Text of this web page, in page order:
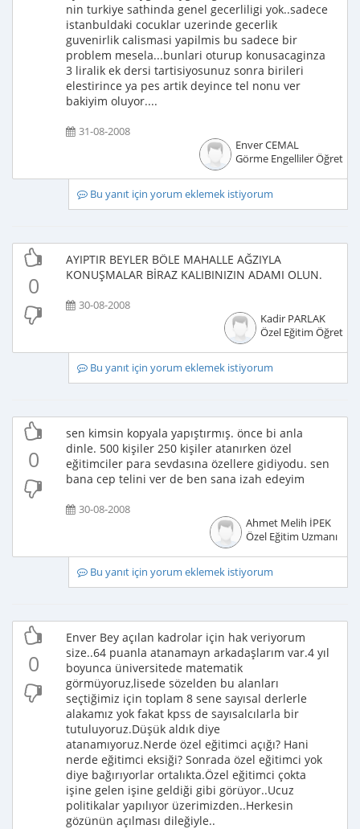
nin turkiye sathinda genel gecerliligi yok..sadece
istanbuldaki cocuklar uzerinde gecerlik
guvenirlik calismasi yapilmis bu sadece bir
problem mesela...bunlari oturup konusacaginza
3 liralik ek dersi tartisiyosunuz sonra birileri
elestirince ya pes artik deyince tel nonu ver
bakiyim oluyor....
31-08-2008
Enver CEMAL
Görme Engelliler
Bu yanıt için yorum eklemek istiyorum
0
AYIPTIR BEYLER BÖLE MAHALLE AĞZIYLA
KONUŞMALAR BİRAZ KALIBINIZIN ADAMI OLUN.
30-08-2008
Kadir PARLAK
Özel Eğitim
Bu yanıt için yorum eklemek istiyorum
0
sen kimsin kopyala yapıştırmış. önce bi anla
dinle. 500 kişiler 250 kişiler atanırken özel
eğitimciler para sevdasına özellere gidiyodu. sen
bana cep telini ver de ben sana izah edeyim
30-08-2008
Ahmet Melih İPEK
Özel Eğitim Uzmanı
Bu yanıt için yorum eklemek istiyorum
0
Enver Bey açılan kadrolar için hak veriyorum
size..64 puanla atanamayn arkadaşlarım var.4 yıl
boyunca üniversitede matematik
görmüyoruz,lisede sözelden bu alanları
seçtiğimiz için toplam 8 sene sayısal derlerle
alakamız yok fakat kpss de sayısalcılarla bir
tutuluyoruz.Düşük aldık diye
atanamıyoruz.Nerde özel eğitimci açığı? Hani
nerde eğitimci eksiği? Sonrada özel eğitimci yok
diye bağırıyorlar ortalıkta.Özel eğitimci çokta
işine gelen işine geldiği gibi görüyor..Ucuz
politikalar yapılıyor üzerimizden..Herkesin
gözünün açılması dileğiyle..